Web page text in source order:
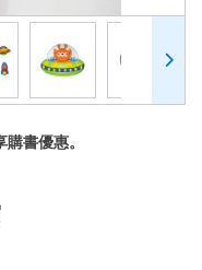
書優惠。